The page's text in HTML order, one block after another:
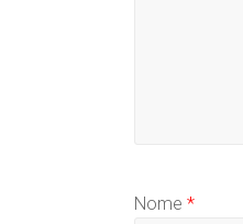
Nome *